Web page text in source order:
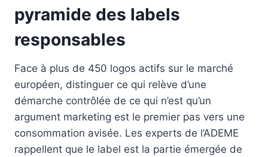
pyramide des labels
responsables
Face à plus de 450 logos actifs sur le marché
européen, distinguer ce qui relève d’une
démarche contrôlée de ce qui n’est qu’un
argument marketing est le premier pas vers une
consommation avisée. Les experts de l’ADEME
rappellent que le label est la partie émergée de